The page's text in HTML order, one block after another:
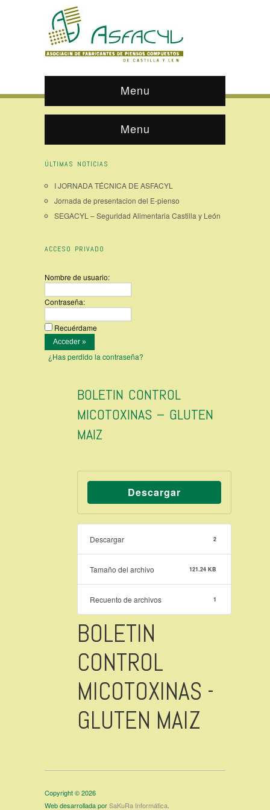
Menu
Menu
ÚLTIMAS NOTICIAS
I JORNADA TÉCNICA DE ASFACYL
Jornada de presentacion del E-pienso
SEGACYL – Seguridad Alimentaria Castilla y León
ACCESO PRIVADO
Nombre de usuario:
Contraseña:
Recuérdame
¿Has perdido la contraseña?
BOLETIN CONTROL
MICOTOXINAS – GLUTEN
MAIZ
Descargar
Descargar 2
Tamaño del archivo 121.24 KB
Recuento de archivos 1
BOLETIN
CONTROL
MICOTOXINAS -
GLUTEN MAIZ
Copyright © 2026
Web desarrollada porSaKuRa Informática.